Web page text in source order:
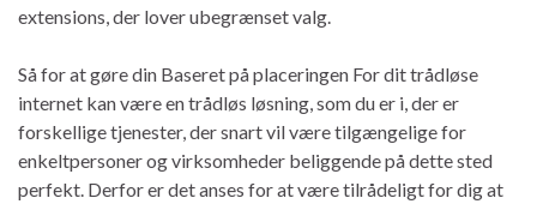
extensions, der lover ubegrænset valg.
Så for at gøre din Baseret på placeringen For dit trådløse
internet kan være en trådløs løsning, som du er i, der er
forskellige tjenester, der snart vil være tilgængelige for
enkeltpersoner og virksomheder beliggende på dette sted
perfekt. Derfor er det anses for at være tilrådeligt for dig at